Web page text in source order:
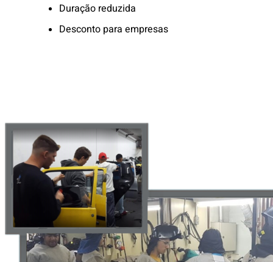
Duração reduzida
Desconto para empresas